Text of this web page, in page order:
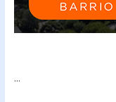
...